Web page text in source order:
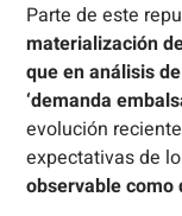
Parte de este
materialización
que en análisis
‘demanda
evolución
expectativas de
observable